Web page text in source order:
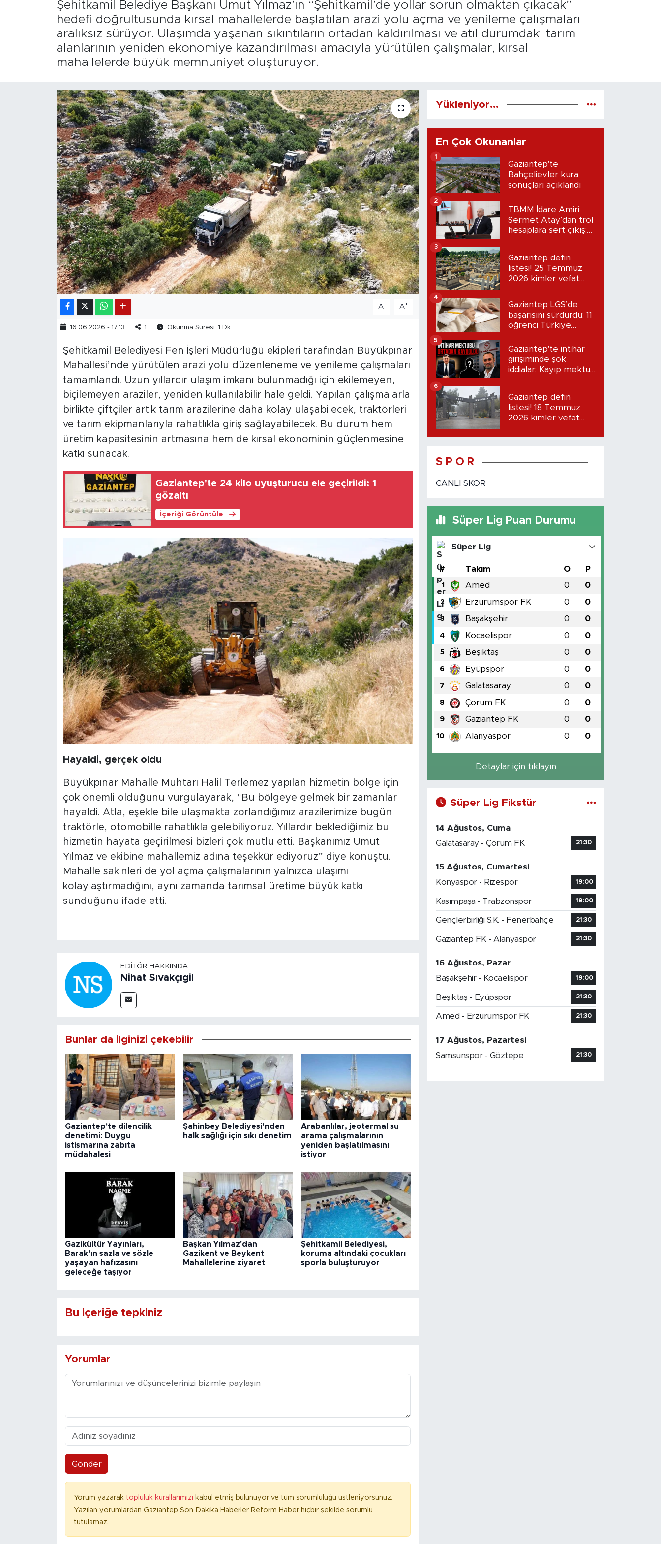
Şehitkamil Belediye Başkanı Umut Yılmaz’ın “Şehitkamil’de yollar sorun olmaktan çıkacak”
hedefi doğrultusunda kırsal mahallelerde başlatılan arazi yolu açma ve yenileme çalışmaları
aralıksız sürüyor. Ulaşımda yaşanan sıkıntıların ortadan kaldırılması ve atıl durumdaki tarım
alanlarının yeniden ekonomiye kazandırılması amacıyla yürütülen çalışmalar, kırsal
mahallelerde büyük memnuniyet oluşturuyor.
A- A+
16.06.2026 - 17:13 1 Okunma Süresi: 1 Dk
Şehitkamil Belediyesi Fen İşleri Müdürlüğü ekipleri tarafından Büyükpınar
Mahallesi’nde yürütülen arazi yolu düzenleneme ve yenileme çalışmaları
tamamlandı. Uzun yıllardır ulaşım imkanı bulunmadığı için ekilemeyen,
biçilemeyen araziler, yeniden kullanılabilir hale geldi. Yapılan çalışmalarla
birlikte çiftçiler artık tarım arazilerine daha kolay ulaşabilecek, traktörleri
ve tarım ekipmanlarıyla rahatlıkla giriş sağlayabilecek. Bu durum hem
üretim kapasitesinin artmasına hem de kırsal ekonominin güçlenmesine
katkı sunacak.
Gaziantep'te 24 kilo uyuşturucu ele geçirildi: 1
gözaltı
İçeriği Görüntüle
Hayaldi, gerçek oldu
Büyükpınar Mahalle Muhtarı Halil Terlemez yapılan hizmetin bölge için
çok önemli olduğunu vurgulayarak, “Bu bölgeye gelmek bir zamanlar
hayaldi. Atla, eşekle bile ulaşmakta zorlandığımız arazilerimize bugün
traktörle, otomobille rahatlıkla gelebiliyoruz. Yıllardır beklediğimiz bu
hizmetin hayata geçirilmesi bizleri çok mutlu etti. Başkanımız Umut
Yılmaz ve ekibine mahallemiz adına teşekkür ediyoruz” diye konuştu.
Mahalle sakinleri de yol açma çalışmalarının yalnızca ulaşımı
kolaylaştırmadığını, aynı zamanda tarımsal üretime büyük katkı
sunduğunu ifade etti.
EDITÖR HAKKINDA
Nihat Sıvakçıgil
Bunlar da ilginizi çekebilir
Gaziantep'te dilencilik
denetimi: Duygu
istismarına zabıta
müdahalesi
Şahinbey Belediyesi’nden
halk sağlığı için sıkı denetim
Arabanlılar, jeotermal su
arama çalışmalarının
yeniden başlatılmasını
istiyor
Gazikültür Yayınları,
Barak’ın sazla ve sözle
yaşayan hafızasını
geleceğe taşıyor
Başkan Yılmaz'dan
Gazikent ve Beykent
Mahallelerine ziyaret
Şehitkamil Belediyesi,
koruma altındaki çocukları
sporla buluşturuyor
Bu içeriğe tepkiniz
Yorumlar
Gönder
Yorum yazarak topluluk kurallarımızı kabul etmiş bulunuyor ve tüm sorumluluğu üstleniyorsunuz.
Yazılan yorumlardan Gaziantep Son Dakika Haberler Reform Haber hiçbir şekilde sorumlu
tutulamaz.
Yükleniyor...
En Çok Okunanlar
Gaziantep'te
Bahçelievler kura
sonuçları açıklandı
1
TBMM İdare Amiri
Sermet Atay’dan trol
hesaplara sert çıkış:
2
Gaziantep defin
listesi! 25 Temmuz
2026 kimler vefat
3
Gaziantep LGS’de
başarısını sürdürdü: 11
öğrenci Türkiye
4
Gaziantep'te intihar
girişiminde şok
iddialar: Kayıp mektup
5
Gaziantep defin
listesi! 18 Temmuz
2026 kimler vefat
6
S P O R
CANLI SKOR
Süper Lig Puan Durumu
Süper Lig
# Takım O P
1 Amed 0 0
2 Erzurumspor FK 0 0
3 Başakşehir 0 0
4 Kocaelispor 0 0
5 Beşiktaş 0 0
6 Eyüpspor 0 0
7 Galatasaray 0 0
8 Çorum FK 0 0
9 Gaziantep FK 0 0
10 Alanyaspor 0 0
Detaylar için tıklayın
Süper Lig Fikstür
14 Ağustos, Cuma
Galatasaray - Çorum FK
21:30
15 Ağustos, Cumartesi
Konyaspor - Rizespor
19:00
Kasımpaşa - Trabzonspor 19:00
Gençlerbirliği S.K. - Fenerbahçe 21:30
Gaziantep FK - Alanyaspor 21:30
16 Ağustos, Pazar
Başakşehir - Kocaelispor
19:00
Beşiktaş - Eyüpspor 21:30
Amed - Erzurumspor FK 21:30
17 Ağustos, Pazartesi
Samsunspor - Göztepe
21:30